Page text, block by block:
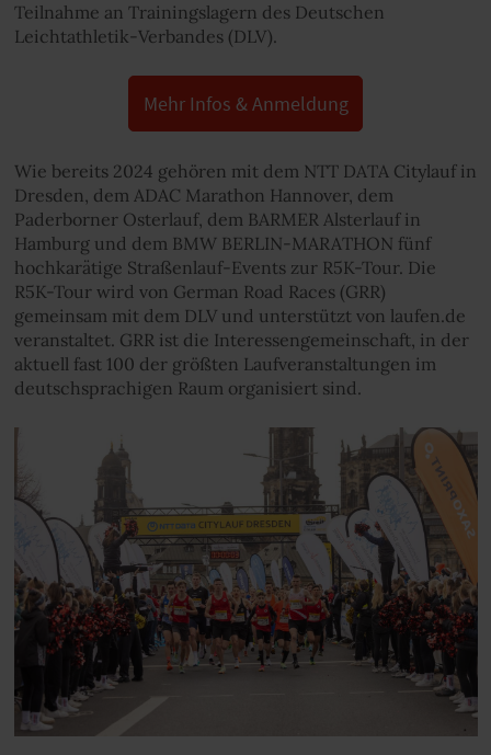
Teilnahme an Trainingslagern des Deutschen
Leichtathletik-Verbandes (DLV).
Mehr Infos & Anmeldung
Wie bereits 2024 gehören mit dem NTT DATA Citylauf in
Dresden, dem ADAC Marathon Hannover, dem
Paderborner Osterlauf, dem BARMER Alsterlauf in
Hamburg und dem BMW BERLIN-MARATHON fünf
hochkarätige Straßenlauf-Events zur R5K-Tour. Die
R5K-Tour wird von German Road Races (GRR)
gemeinsam mit dem DLV und unterstützt von laufen.de
veranstaltet. GRR ist die Interessengemeinschaft, in der
aktuell fast 100 der größten Laufveranstaltungen im
deutschsprachigen Raum organisiert sind.